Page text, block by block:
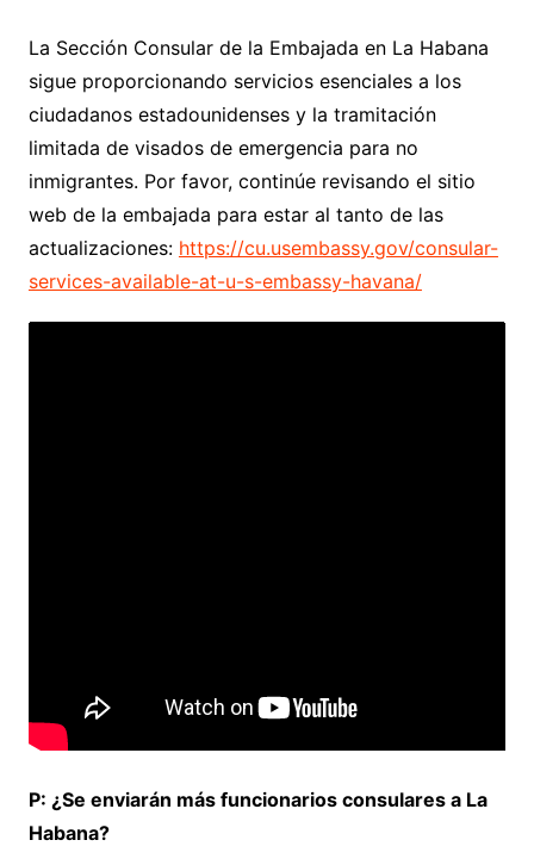
La Sección Consular de la Embajada en La Habana
sigue proporcionando servicios esenciales a los
ciudadanos estadounidenses y la tramitación
limitada de visados de emergencia para no
inmigrantes. Por favor, continúe revisando el sitio
web de la embajada para estar al tanto de las
actualizaciones: https://cu.usembassy.gov/consular-
services-available-at-u-s-embassy-havana/
P: ¿Se enviarán más funcionarios consulares a La
Habana?